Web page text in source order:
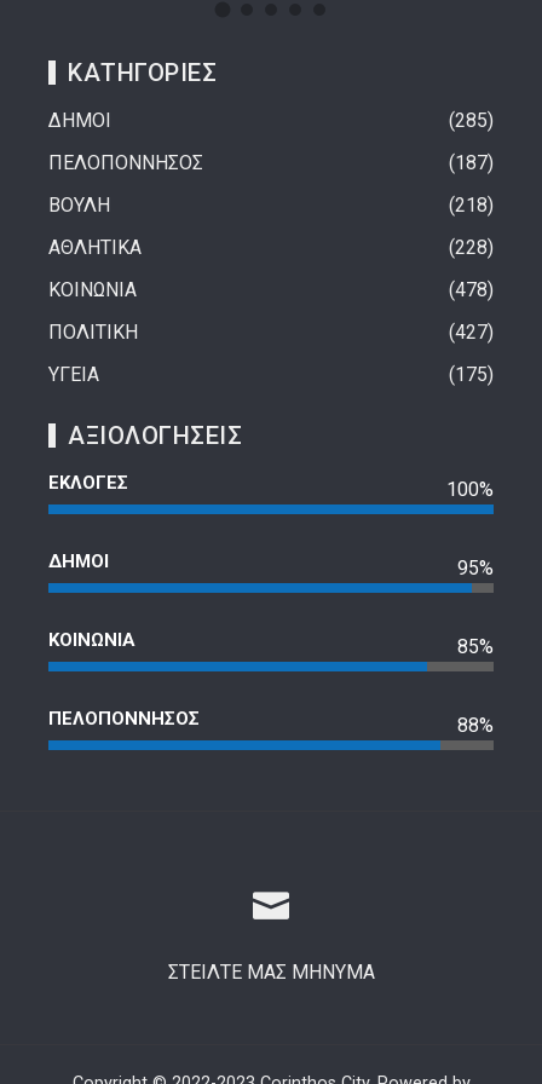
ΚΑΤΗΓΟΡΙΕΣ
ΔΗΜΟΙ
285
ΠΕΛΟΠΟΝΝΗΣΟΣ
187
ΒΟΥΛΗ
218
ΑΘΛΗΤΙΚΑ
228
ΚΟΙΝΩΝΙΑ
478
ΠΟΛΙΤΙΚΗ
427
ΥΓΕΙΑ
175
ΑΞΙΟΛΟΓΗΣΕΙΣ
ΕΚΛΟΓΕΣ 100%
ΔΗΜΟΙ 95%
ΚΟΙΝΩΝΙΑ 85%
ΠΕΛΟΠΟΝΝΗΣΟΣ 88%
ΣΤΕΙΛΤΕ ΜΑΣ ΜΗΝΥΜΑ